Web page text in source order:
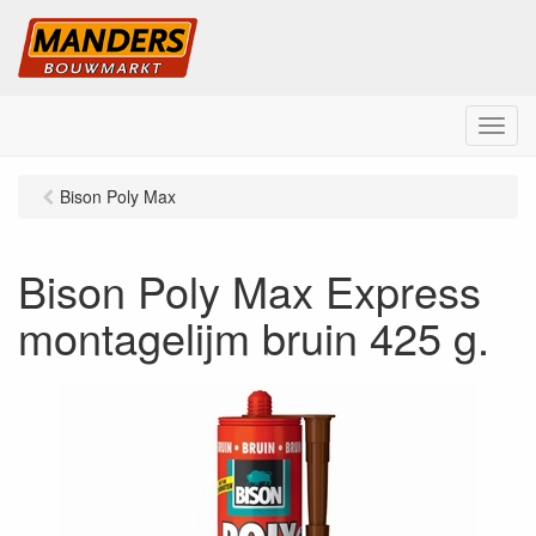
M
e
Bison Poly Max
Bison Poly Max Express
montagelijm bruin 425 g.